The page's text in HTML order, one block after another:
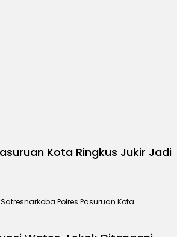
Kota Ringkus Jukir Jadi
Satresnarkoba Polres Pasuruan Kota…